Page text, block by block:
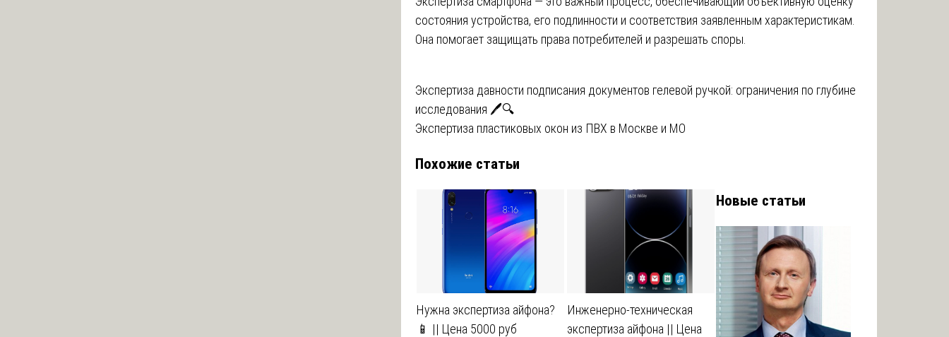
состояния устройства, его подлинности и соответствия заявленным характеристикам.
Она помогает защищать права потребителей и разрешать споры.
Навигация
по
Экспертиза давности подписания документов гелевой ручкой: ограничения по глубине
исследования 🖊️🔍
Экспертиза пластиковых окон из ПВХ в Москве и МО
Похожие статьи
Нужна экспертиза айфона?
📱 || Цена 5000 руб
Инженерно-техническая
экспертиза айфона || Цена
Новые статьи